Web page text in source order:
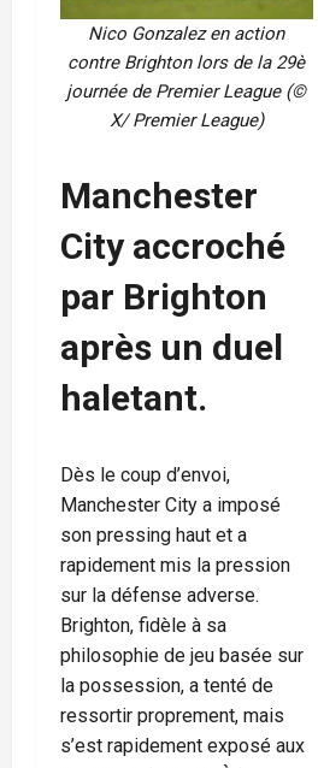
Nico Gonzalez en action
contre Brighton lors de la 29è
journée de Premier League (©
X/ Premier League)
Manchester
City accroché
par Brighton
après un duel
haletant.
Dès le coup d’envoi,
Manchester City a imposé
son pressing haut et a
rapidement mis la pression
sur la défense adverse.
Brighton, fidèle à sa
philosophie de jeu basée sur
la possession, a tenté de
ressortir proprement, mais
s’est rapidement exposé aux